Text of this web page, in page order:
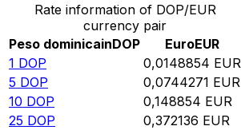
Rate information of DOP/EUR
currency pair
Peso dominicainDOP EuroEUR
1 DOP 0,0148854 EUR
5 DOP 0,0744271 EUR
10 DOP 0,148854 EUR
25 DOP 0,372136 EUR